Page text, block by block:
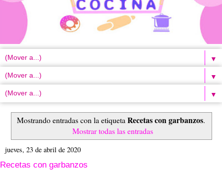
▼
▼
▼
Mostrando entradas con la etiqueta Recetas con garbanzos.
Mostrar todas las entradas
jueves, 23 de abril de 2020
Recetas con garbanzos